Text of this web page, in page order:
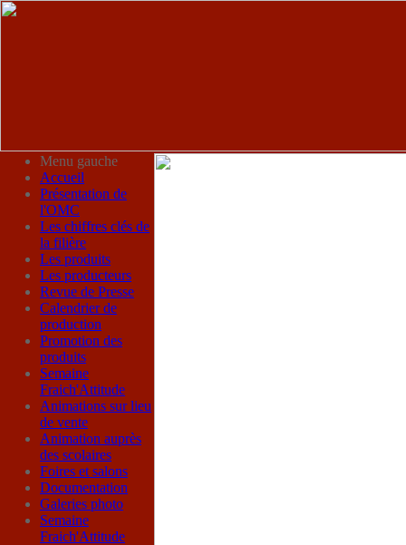
Menu gauche
Accueil
Présentation de
l'OMC
Les chiffres clés de
la filière
Les produits
Les producteurs
Revue de Presse
Calendrier de
production
Promotion des
produits
Semaine
Fraich'Attitude
Animations sur lieu
de vente
Animation auprès
des scolaires
Foires et salons
Documentation
Galeries photo
Semaine
Fraich'Attitude